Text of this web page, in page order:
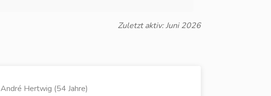
Zuletzt aktiv: Juni 2026
André Hertwig (54 Jahre)